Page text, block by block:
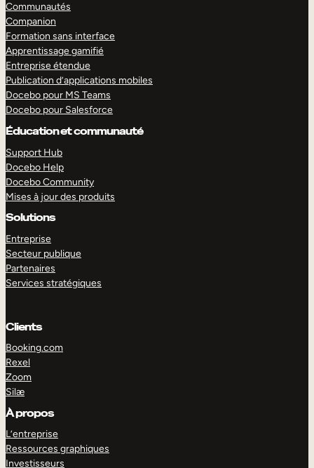
Communautés
Companion
Formation sans interface
Apprentissage gamifié
Entreprise étendue
Publication d’applications mobiles
Docebo pour MS Teams
Docebo pour Salesforce
Éducation et communauté
Support Hub
Docebo Help
Docebo Community
Mises à jour des produits
Solutions
Entreprise
Secteur publique
Partenaires
Services stratégiques
Clients
Booking.com
Rexel
Zoom
Silæ
À propos
L’entreprise
Ressources graphiques
Investisseurs